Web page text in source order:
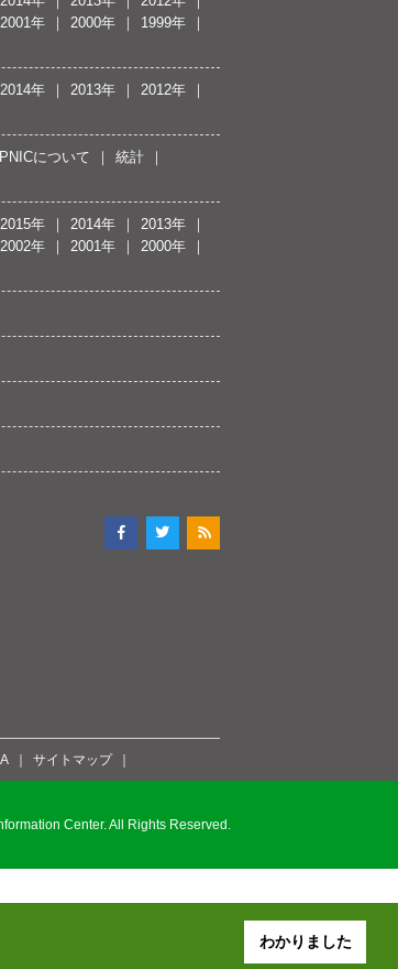
わかりました
2001年 2000年
1999年
2014年 2013年
2012年
について
統計
2015年 2014年
2013年
2002年 2001年
2000年
サイトマップ
Center. All Rights Reserved.